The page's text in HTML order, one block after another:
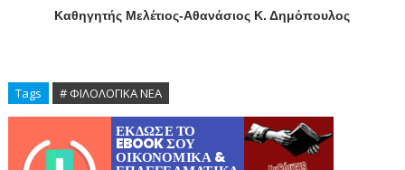
Καθηγητής Μελέτιος-Αθανάσιος Κ. Δημόπουλος
Tags # ΦΙΛΟΛΟΓΙΚΑ ΝΕΑ